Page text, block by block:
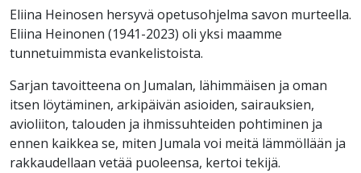
Eliina Heinosen hersyvä opetusohjelma savon murteella.
Eliina Heinonen (1941-2023) oli yksi maamme
tunnetuimmista evankelistoista.
Sarjan tavoitteena on Jumalan, lähimmäisen ja oman
itsen löytäminen, arkipäivän asioiden, sairauksien,
avioliiton, talouden ja ihmissuhteiden pohtiminen ja
ennen kaikkea se, miten Jumala voi meitä lämmöllään ja
rakkaudellaan vetää puoleensa, kertoi tekijä.